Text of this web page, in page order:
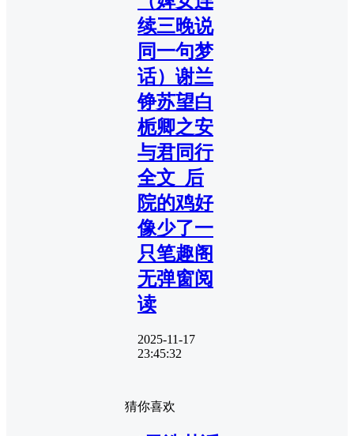
续三晚说
同一句梦
话）谢兰
铮苏望白
栀卿之安
与君同行
全文_后
院的鸡好
像少了一
只笔趣阁
无弹窗阅
读
2025-11-17
23:45:32
猜你喜欢